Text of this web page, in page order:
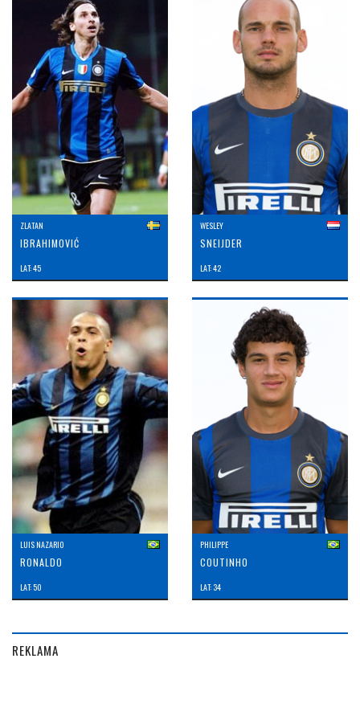
ZLATAN
IBRAHIMOVIĆ
LAT: 45
WESLEY
SNEIJDER
LAT: 42
LUIS NAZARIO
RONALDO
LAT: 50
PHILIPPE
COUTINHO
LAT: 34
REKLAMA